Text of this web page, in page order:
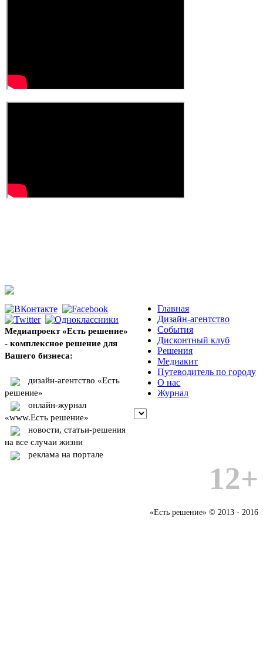
Медиапроект «Есть решение»
- комплексное решение для
Вашего бизнеса:
дизайн-агентство «Есть
решение»
онлайн-журнал
«www.Есть решение»
новости, статьи-решения
на все случаи жизни
реклама на портале
Главная
Дизайн-агентство
События
Дисконтный клуб
Решения
Медиакит
Путеводитель по городу
О нас
Журнал
12+
«Есть решение» © 2013 - 2016